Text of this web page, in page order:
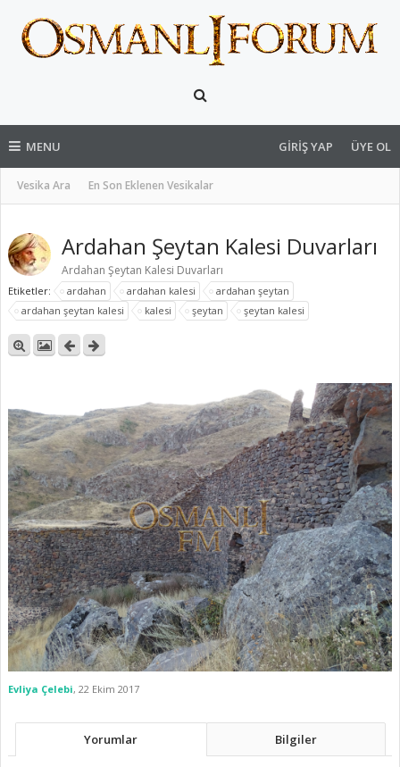
MENU
Vesika Ara En Son Eklenen Vesikalar
GIRIŞ YAP ÜYE OL
Ardahan Şeytan Kalesi Duvarları
Ardahan Şeytan Kalesi Duvarları
Etiketler: ardahan ardahan kalesi
ardahan şeytan
ardahan şeytan kalesi
kalesi şeytan şeytan kalesi
Evliya Çelebi, 22 Ekim 2017
Yorumlar Bilgiler